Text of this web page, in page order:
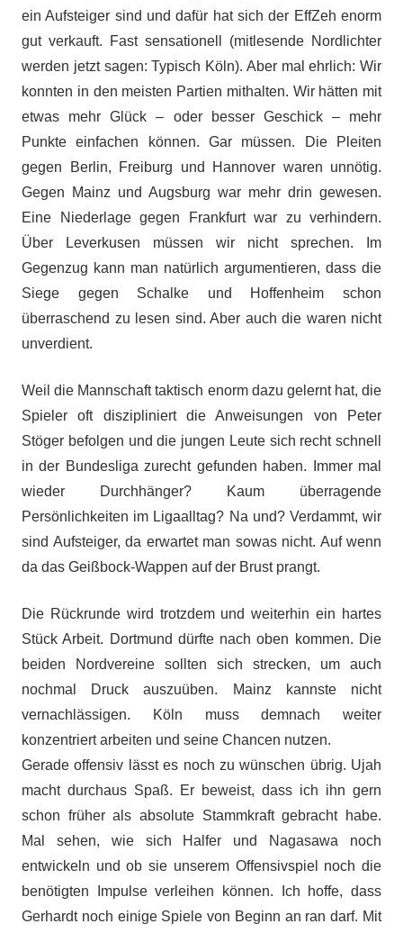
ein Aufsteiger sind und dafür hat sich der EffZeh enorm
gut verkauft. Fast sensationell (mitlesende Nordlichter
werden jetzt sagen: Typisch Köln). Aber mal ehrlich: Wir
konnten in den meisten Partien mithalten. Wir hätten mit
etwas mehr Glück – oder besser Geschick – mehr
Punkte einfachen können. Gar müssen. Die Pleiten
gegen Berlin, Freiburg und Hannover waren unnötig.
Gegen Mainz und Augsburg war mehr drin gewesen.
Eine Niederlage gegen Frankfurt war zu verhindern.
Über Leverkusen müssen wir nicht sprechen. Im
Gegenzug kann man natürlich argumentieren, dass die
Siege gegen Schalke und Hoffenheim schon
überraschend zu lesen sind. Aber auch die waren nicht
unverdient.
Weil die Mannschaft taktisch enorm dazu gelernt hat, die
Spieler oft diszipliniert die Anweisungen von Peter
Stöger befolgen und die jungen Leute sich recht schnell
in der Bundesliga zurecht gefunden haben. Immer mal
wieder Durchhänger? Kaum überragende
Persönlichkeiten im Ligaalltag? Na und? Verdammt, wir
sind Aufsteiger, da erwartet man sowas nicht. Auf wenn
da das Geißbock-Wappen auf der Brust prangt.
Die Rückrunde wird trotzdem und weiterhin ein hartes
Stück Arbeit. Dortmund dürfte nach oben kommen. Die
beiden Nordvereine sollten sich strecken, um auch
nochmal Druck auszuüben. Mainz kannste nicht
vernachlässigen. Köln muss demnach weiter
konzentriert arbeiten und seine Chancen nutzen.
Gerade offensiv lässt es noch zu wünschen übrig. Ujah
macht durchaus Spaß. Er beweist, dass ich ihn gern
schon früher als absolute Stammkraft gebracht habe.
Mal sehen, wie sich Halfer und Nagasawa noch
entwickeln und ob sie unserem Offensivspiel noch die
benötigten Impulse verleihen können. Ich hoffe, dass
Gerhardt noch einige Spiele von Beginn an ran darf. Mit